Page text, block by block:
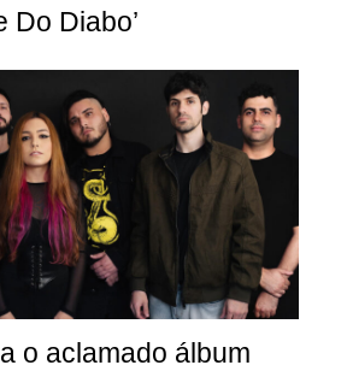
Do Diabo’
o aclamado álbum